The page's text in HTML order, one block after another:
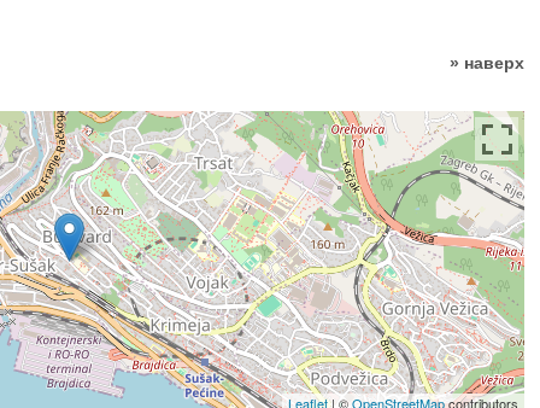
» наверх
Leaflet| ©OpenStreetMapcontributors